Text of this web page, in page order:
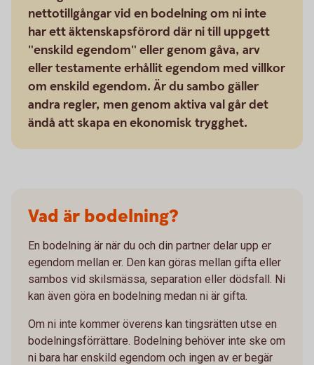
nettotillgångar vid en bodelning om ni inte
har ett äktenskapsförord där ni till uppgett
"enskild egendom" eller genom gåva, arv
eller testamente erhållit egendom med villkor
om enskild egendom. Är du sambo gäller
andra regler, men genom aktiva val går det
ändå att skapa en ekonomisk trygghet.
Vad är bodelning?
En bodelning är när du och din partner delar upp er
egendom mellan er. Den kan göras mellan gifta eller
sambos vid skilsmässa, separation eller dödsfall. Ni
kan även göra en bodelning medan ni är gifta.
Om ni inte kommer överens kan tingsrätten utse en
bodelningsförrättare. Bodelning behöver inte ske om
ni bara har enskild egendom och ingen av er begär